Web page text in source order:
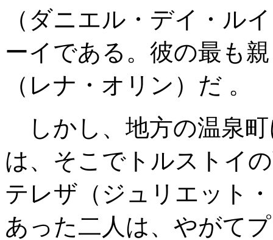
（ダニエル・デイ・ル
ーイである。彼の最も
（レナ・オリン）だ 。
しかし、地方の温泉
は、そこでトルストイ
テレザ（ジュリエット
あった二人は、やがて